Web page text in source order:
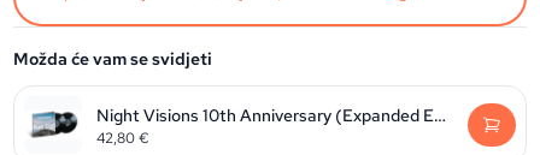
Možda će vam se svidjeti
Night Visions 10th Anniversary (Expanded Ed.)
42,80€